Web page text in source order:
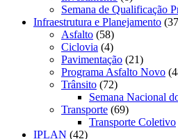
Semana de Qualificação
Infraestrutura e Planejamento
Asfalto (58)
Ciclovia (4)
Pavimentação (21)
Programa Asfalto Novo
Trânsito (72)
Semana Nacional
Transporte (69)
Transporte Coletivo
IPLAN (42)